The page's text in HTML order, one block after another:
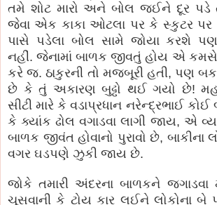
તમે શોટ મારો અને બોલ જઈને દૂર પડે
જેવા એક કાકા ઓટલા પર કે સ્કુટર
પાસે પડેલા બોલ સામે જોયા કરશે
નહીં. જેનામાં બાળક જીવતું હોય એ
કરે જ. ઠાકુરની તો મજબૂરી હતી, પણ
છે કે તું અકારણ બુઢ્ઢો થઈ ગયો છે!
સીટી મારે કે વડાપ્રધાન નરેન્દ્રભાઈ
કે ક્યાંક ઢોલ વગાડવા લાગી જાય, એ
બાળક જીવંત હોવાનો પુરાવો છે, બાકીના
વગર ઘડપણે ઝુકી જાય છે.
જોકે તમારી અંદરના બાળકને જગાડવા
ચૂસવાની કે ટોય કાર લઈને લોકોના બે